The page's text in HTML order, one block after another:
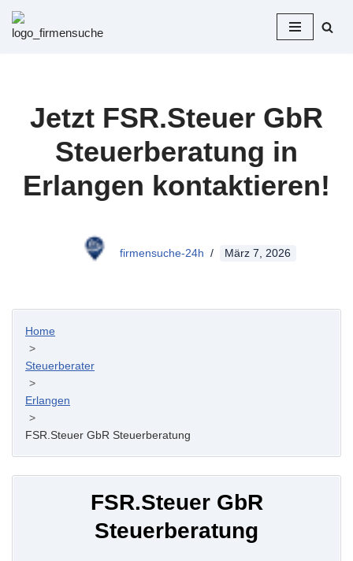
Zum
Jetzt FSR.Steuer GbR
Steuerberatung in
Erlangen kontaktieren!
firmensuche-24h März 7, 2026
Home
>
Steuerberater
>
Erlangen
>
FSR.Steuer GbR Steuerberatung
FSR.Steuer GbR
Steuerberatung